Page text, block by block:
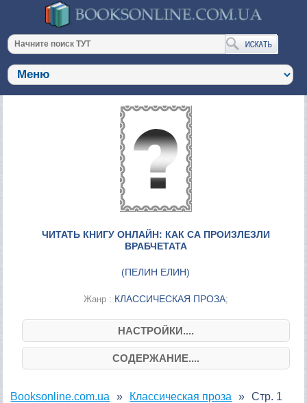
ЧИТАТЬ КНИГУ ОНЛАЙН: КАК СА ПРОИЗЛЕЗЛИ
ВРАБЧЕТАТА
(ПЕЛИН ЕЛИН)
Жанр : КЛАССИЧЕСКАЯ ПРОЗА;
НАСТРОЙКИ....
СОДЕРЖАНИЕ....
Booksonline.com.ua
Классическая проза
Стр. 1